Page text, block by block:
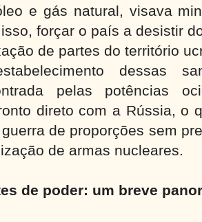
e gás natural, visava
forçar o país a desistir
de partes do território
dessas
pelas potências
direto com a Rússia, o
de proporções sem
de armas nucleares.
de poder: um breve